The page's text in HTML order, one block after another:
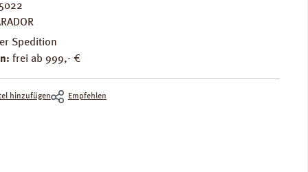
Spedition
frei ab 999,- €
hinzufügen Empfehlen